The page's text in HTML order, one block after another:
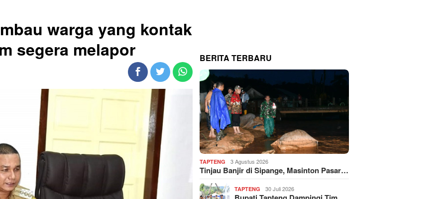
warga yang kontak
segera melapor
BERITA TERBARU
TAPTENG 3 Agustus 2026
Tinjau Banjir di Sipange, Masinton Pasar…
TAPTENG 30 Juli 2026